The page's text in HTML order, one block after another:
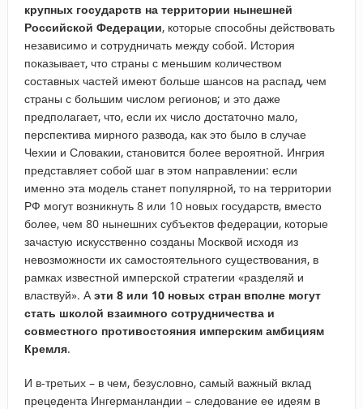
крупных государств на территории нынешней
Российской Федерации, которые способны действовать
независимо и сотрудничать между собой. История
показывает, что страны с меньшим количеством
составных частей имеют больше шансов на распад, чем
страны с большим числом регионов; и это даже
предполагает, что, если их число достаточно мало,
перспектива мирного развода, как это было в случае
Чехии и Словакии, становится более вероятной. Ингрия
представляет собой шаг в этом направлении: если
именно эта модель станет популярной, то на территории
РФ могут возникнуть 8 или 10 новых государств, вместо
более, чем 80 нынешних субъектов федерации, которые
зачастую искусственно созданы Москвой исходя из
невозможности их самостоятельного существования, в
рамках известной имперской стратегии «разделяй и
властвуй». Аэти 8 или 10 новых стран вполне могут
стать школой взаимного сотрудничества и
совместного противостояния имперским амбициям
Кремля.
И в-третьих – в чем, безусловно, самый важный вклад
прецедента Ингерманландии – следование ее идеям в